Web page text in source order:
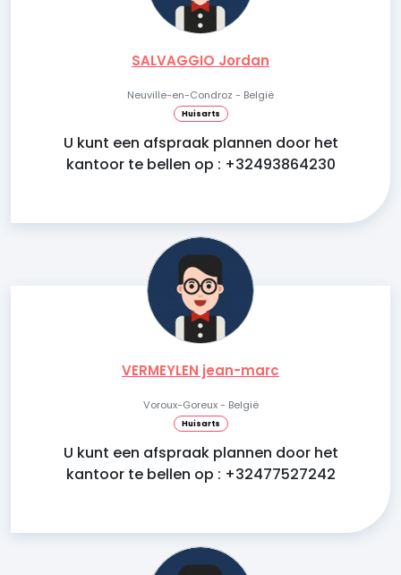
SALVAGGIO Jordan
Neuville-en-Condroz - België
Huisarts
U kunt een afspraak plannen door het
kantoor te bellen op : +32493864230
VERMEYLEN jean-marc
Voroux-Goreux - België
Huisarts
U kunt een afspraak plannen door het
kantoor te bellen op : +32477527242